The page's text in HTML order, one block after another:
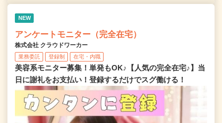
NEW
アンケートモニター（完全在宅）
株式会社 クラウドワーカー
業務委託 登録制 在宅・内職
美容系モニター募集！単発もOK♪【人気の完全在宅♪】当
日に謝礼をお支払い！登録するだけでスグ働ける！